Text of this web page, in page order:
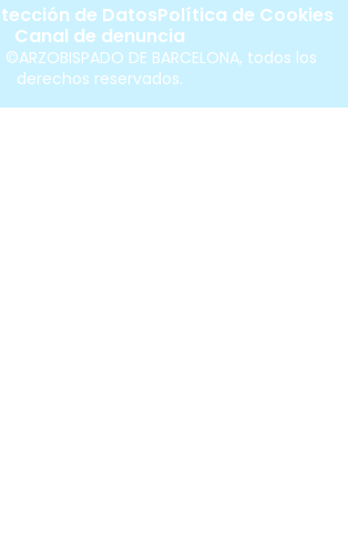
DE BARCELONA, todos los
derechos reservados.
de DatosPolítica de Cookies
Canal de denuncia